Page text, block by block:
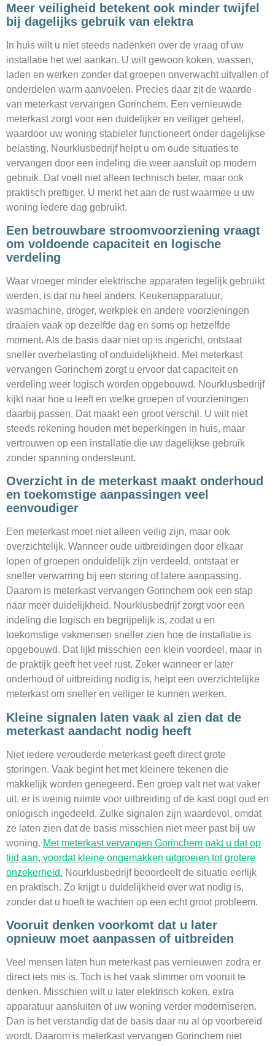
Meer veiligheid betekent ook minder twijfel
bij dagelijks gebruik van elektra
In huis wilt u niet steeds nadenken over de vraag of uw
installatie het wel aankan. U wilt gewoon koken, wassen,
laden en werken zonder dat groepen onverwacht uitvallen of
onderdelen warm aanvoelen. Precies daar zit de waarde
van meterkast vervangen Gorinchem. Een vernieuwde
meterkast zorgt voor een duidelijker en veiliger geheel,
waardoor uw woning stabieler functioneert onder dagelijkse
belasting. Nourklusbedrijf helpt u om oude situaties te
vervangen door een indeling die weer aansluit op modern
gebruik. Dat voelt niet alleen technisch beter, maar ook
praktisch prettiger. U merkt het aan de rust waarmee u uw
woning iedere dag gebruikt.
Een betrouwbare stroomvoorziening vraagt
om voldoende capaciteit en logische
verdeling
Waar vroeger minder elektrische apparaten tegelijk gebruikt
werden, is dat nu heel anders. Keukenapparatuur,
wasmachine, droger, werkplek en andere voorzieningen
draaien vaak op dezelfde dag en soms op hetzelfde
moment. Als de basis daar niet op is ingericht, ontstaat
sneller overbelasting of onduidelijkheid. Met meterkast
vervangen Gorinchem zorgt u ervoor dat capaciteit en
verdeling weer logisch worden opgebouwd. Nourklusbedrijf
kijkt naar hoe u leeft en welke groepen of voorzieningen
daarbij passen. Dat maakt een groot verschil. U wilt niet
steeds rekening houden met beperkingen in huis, maar
vertrouwen op een installatie die uw dagelijkse gebruik
zonder spanning ondersteunt.
Overzicht in de meterkast maakt onderhoud
en toekomstige aanpassingen veel
eenvoudiger
Een meterkast moet niet alleen veilig zijn, maar ook
overzichtelijk. Wanneer oude uitbreidingen door elkaar
lopen of groepen onduidelijk zijn verdeeld, ontstaat er
sneller verwarring bij een storing of latere aanpassing.
Daarom is meterkast vervangen Gorinchem ook een stap
naar meer duidelijkheid. Nourklusbedrijf zorgt voor een
indeling die logisch en begrijpelijk is, zodat u en
toekomstige vakmensen sneller zien hoe de installatie is
opgebouwd. Dat lijkt misschien een klein voordeel, maar in
de praktijk geeft het veel rust. Zeker wanneer er later
onderhoud of uitbreiding nodig is, helpt een overzichtelijke
meterkast om sneller en veiliger te kunnen werken.
Kleine signalen laten vaak al zien dat de
meterkast aandacht nodig heeft
Niet iedere verouderde meterkast geeft direct grote
storingen. Vaak begint het met kleinere tekenen die
makkelijk worden genegeerd. Een groep valt net wat vaker
uit, er is weinig ruimte voor uitbreiding of de kast oogt oud en
onlogisch ingedeeld. Zulke signalen zijn waardevol, omdat
ze laten zien dat de basis misschien niet meer past bij uw
woning. Met meterkast vervangen Gorinchem pakt u dat op
tijd aan, voordat kleine ongemakken uitgroeien tot grotere
onzekerheid. Nourklusbedrijf beoordeelt de situatie eerlijk
en praktisch. Zo krijgt u duidelijkheid over wat nodig is,
zonder dat u hoeft te wachten op een echt groot probleem.
Vooruit denken voorkomt dat u later
opnieuw moet aanpassen of uitbreiden
Veel mensen laten hun meterkast pas vernieuwen zodra er
direct iets mis is. Toch is het vaak slimmer om vooruit te
denken. Misschien wilt u later elektrisch koken, extra
apparatuur aansluiten of uw woning verder moderniseren.
Dan is het verstandig dat de basis daar nu al op voorbereid
wordt. Daarom is meterkast vervangen Gorinchem niet